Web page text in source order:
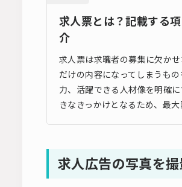
求人票とは？記載する
介
求人票は求職者の募集に欠か
だけの内容になってしまうも
力、活躍できる人材像を明確
きなきっかけとなるため、最
求人広告の写真を